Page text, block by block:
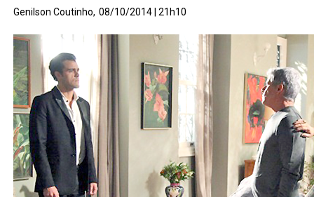
Genilson Coutinho, 08/10/2014 | 21h10